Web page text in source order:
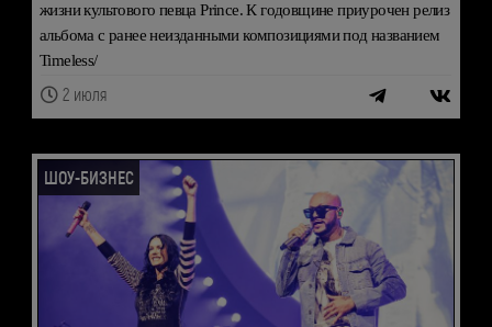
жизни культового певца Prince. К годовщине приурочен релиз
альбома с ранее неизданными композициями под названием
Timeless/
2 июля
ШОУ-БИЗНЕС